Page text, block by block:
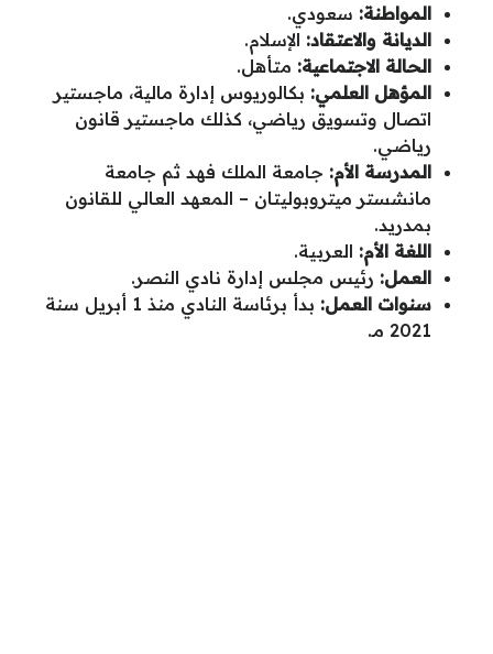
المواطنة: سعودي.
الديانة والاعتقاد: الإسلام.
الحالة الاجتماعية: متأهل.
المؤهل العلمي: بكالوريوس إدارة مالية، ماجستير
اتصال وتسويق رياضي، كذلك ماجستير قانون
رياضي.
المدرسة الأم: جامعة الملك فهد ثم جامعة
مانشستر ميتروبوليتان – المعهد العالي للقانون
بمدريد.
اللغة الأم: العربية.
العمل: رئيس مجلس إدارة نادي النصر.
سنوات العمل:
بدأ برئاسة النادي منذ 1 أبريل سنة
2021 مـ.